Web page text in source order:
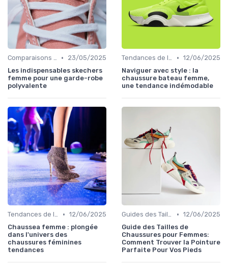
Comparaisons de Marques •
23/05/2025
Les indispensables skechers
femme pour une garde-robe
polyvalente
Tendances de la Mode • 12/06/2025
Naviguer avec style : la
chaussure bateau femme,
une tendance indémodable
Tendances de la Mode • 12/06/2025
Chaussea femme : plongée
dans l'univers des
chaussures féminines
tendances
Guides des Tailles • 12/06/2025
Guide des Tailles de
Chaussures pour Femmes:
Comment Trouver la Pointure
Parfaite Pour Vos Pieds